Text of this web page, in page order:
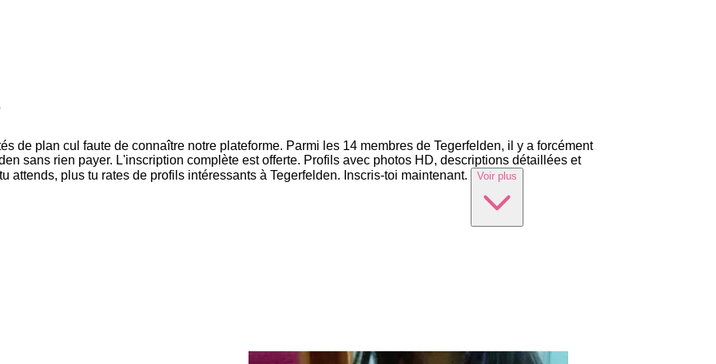
de plan cul faute de connaître notre plateforme. Parmi les 14 membres de Tegerfelden, il y a forcément
sans rien payer. L'inscription complète est offerte. Profils avec photos HD, descriptions détaillées et
plus tu rates de profils intéressants à Tegerfelden. Inscris-toi maintenant.
Voir plus